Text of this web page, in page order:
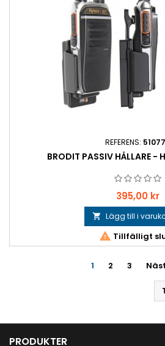
REFERENS:
BRODIT PASSIV HÅLLARE -
Pris
395,00 kr
 Lägg till i
 Tillfälligt
1 2 3
PRODUKTER